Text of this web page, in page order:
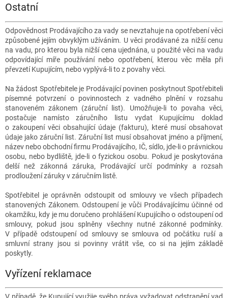
Ostatní
Odpovědnost Prodávajícího za vady se nevztahuje na opotřebení věci
způsobené jejím obvyklým užíváním. U věci prodávané za nižší cenu
na vadu, pro kterou byla nižší cena ujednána, u použité věci na vadu
odpovídající míře používání nebo opotřebení, kterou věc měla při
převzetí Kupujícím, nebo vyplývá-li to z povahy věci.
Na žádost Spotřebitele je Prodávající povinen poskytnout Spotřebiteli
písemné potvrzení o povinnostech z vadného plnění v rozsahu
stanoveném zákonem (záruční list). Umožňuje-li to povaha věci,
postačuje namísto záručního listu vydat Kupujícímu doklad
o zakoupení věci obsahující údaje (fakturu), které musí obsahovat
údaje jako záruční list. Záruční list musí obsahovat jméno a příjmení,
název nebo obchodní firmu Prodávajícího, IČ, sídlo, jde-li o právnickou
osobu, nebo bydliště, jde-li o fyzickou osobu. Pokud je poskytována
delší než zákonná záruka, Prodávající určí podmínky a rozsah
prodloužení záruky v záručním listě.
Spotřebitel je oprávněn odstoupit od smlouvy ve všech případech
stanovených Zákonem. Odstoupení je vůči Prodávajícímu účinné od
okamžiku, kdy je mu doručeno prohlášení Kupujícího o odstoupení od
smlouvy, pokud jsou splněny všechny nutné zákonné podmínky.
V případě odstoupení od smlouvy se smlouva od počátku ruší a
smluvní strany jsou si povinny vrátit vše, co si na jejím základě
poskytly.
Vyřízení reklamace